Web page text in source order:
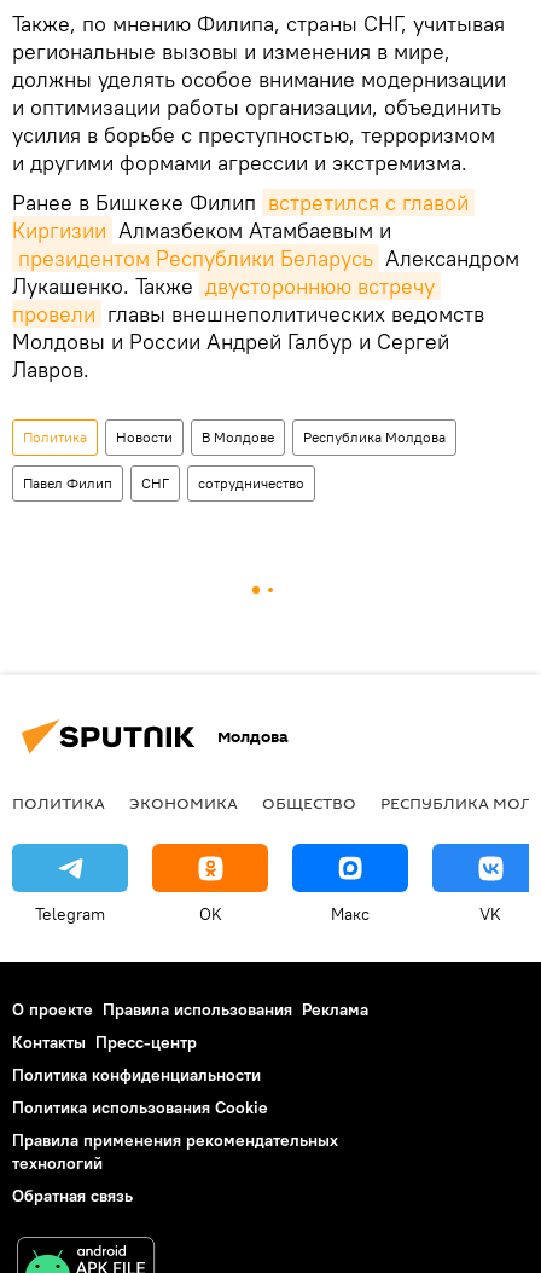
Также, по мнению Филипа, страны СНГ, учитывая
региональные вызовы и изменения в мире,
должны уделять особое внимание модернизации
и оптимизации работы организации, объединить
усилия в борьбе с преступностью, терроризмом
и другими формами агрессии и экстремизма.
Ранее в Бишкеке Филип встретился с главой
Киргизии Алмазбеком Атамбаевым и
президентом Республики Беларусь Александром
Лукашенко. Также двустороннюю встречу
провели главы внешнеполитических ведомств
Молдовы и России Андрей Галбур и Сергей
Лавров.
Политика Новости В Молдове Республика Молдова
Павел Филип СНГ сотрудничество
Молдова
ПОЛИТИКА ЭКОНОМИКА ОБЩЕСТВО РЕСПУБЛИКА
Telegram OK Макс VK
О проекте Правила использования Реклама
Контакты Пресс-центр
Политика конфиденциальности
Политика использования Cookie
Правила применения рекомендательных
технологий
Обратная связь